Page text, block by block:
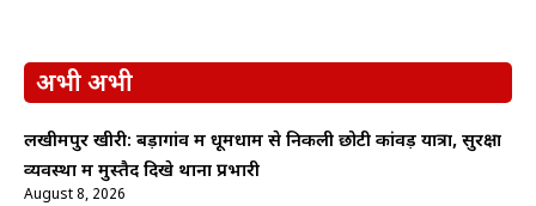
अभी अभी
लखीमपुर खीरी: बड़ागांव में धूमधाम से निकली छोटी कांवड़ यात्रा, सुरक्षा
व्यवस्था में मुस्तैद दिखे थाना प्रभारी
August 8, 2026